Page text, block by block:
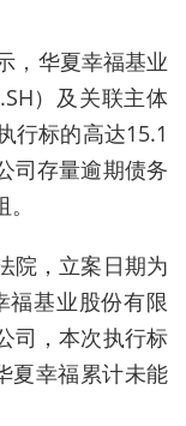
，华夏幸福基业
）及关联主体
行标的高达15.1
司存量逾期债务
院，立案日期为
福基业股份有限
司，本次执行标
夏幸福累计未能